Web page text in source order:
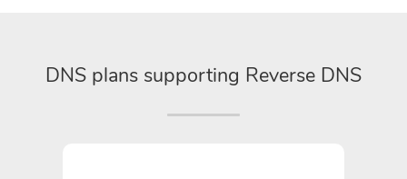
DNS plans supporting Reverse DNS